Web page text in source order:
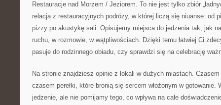
Restauracje nad Morzem / Jeziorem. To nie jest tylko zbiór
relacja z restauracyjnych podróży, w której liczą się niuanse: od
pizzy po akustykę sali. Opisujemy miejsca do jedzenia tak, jak
ruchu, w rozmowie, w wątpliwościach. Dzięki temu łatwiej Ci
pasuje do rodzinnego obiadu, czy sprawdzi się na celebrację
Na stronie znajdziesz opinie z lokali w dużych miastach.
czasem perełki, które bronią się sercem włożonym w gotowanie.
jedzenie, ale nie pomijamy tego, co wpływa na całe